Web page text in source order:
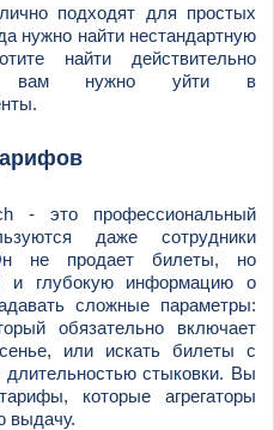
подходят для простых
нужно найти нестандартную
найти действительно
вам нужно уйти в
- это профессиональный
даже сотрудники
Он не продает билеты, но
и глубокую информацию о
сложные параметры:
обязательно включает
или искать билеты с
стыковки. Вы
которые агрегаторы
выдачу.